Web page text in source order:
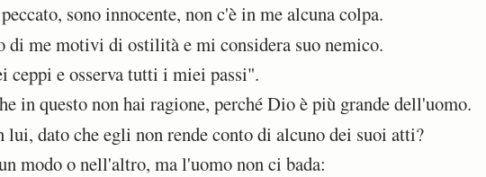
sono innocente, non c'è in me alcuna colpa.
di me motivi di ostilità e mi considera suo nemico.
ceppi e osserva tutti i miei passi".
in questo non hai ragione, perché Dio è più grande dell'uomo.
lui, dato che egli non rende conto di alcuno dei suoi atti?
modo o nell'altro, ma l'uomo non ci bada: